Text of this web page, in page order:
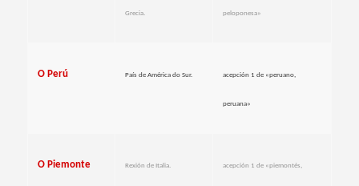
Grecia. peloponesa»
O Perú País de América do Sur. acepción 1 de «peruano,
peruana»
O Piemonte Rexión de Italia. acepción 1 de «piemontés,